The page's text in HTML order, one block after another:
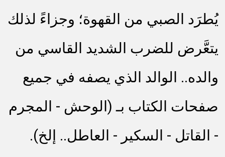
يُطرَد الصبي من القهوة؛ وجزاءً لذلك
يتعَّرض للضرب الشديد القاسي من
والده.. الوالد الذي يصفه في جميع
صفحات الكتاب بـ (الوحش - المجرم
- القاتل - السكير - العاطل.. إلخ).